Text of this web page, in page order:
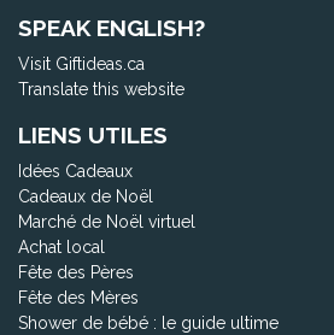
SPEAK ENGLISH?
Visit Giftideas.ca
Translate this website
LIENS UTILES
Idées Cadeaux
Cadeaux de Noël
Marché de Noël virtuel
Achat local
Fête des Pères
Fête des Mères
Shower de bébé : le guide ultime